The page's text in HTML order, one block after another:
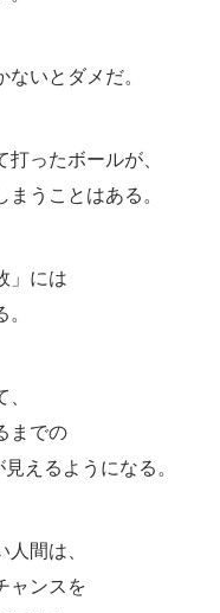
いとダメだ。
ったボールが、
うことはある。
」には
までの
えるようになる。
間は、
ャンスを